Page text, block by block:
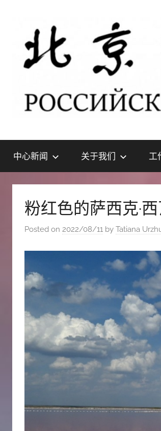
北
京
俄
罗
斯
文
化
中
心
КУЛЬТУРНЫЙ
ЦЕНТР
ПЕКИНЕ
中心新闻 关于我们 工
粉红色的萨西克·
Posted on 2022/08/11 by Tatiana